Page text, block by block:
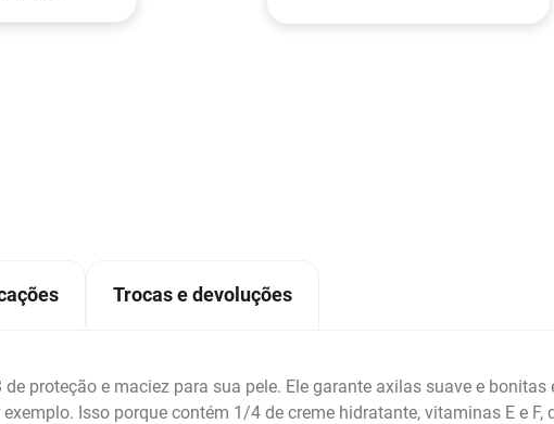
Trocas e devoluções
proteção e maciez para sua pele. Ele garante axilas suave e
Isso porque contém 1/4 de creme hidratante, vitaminas E e